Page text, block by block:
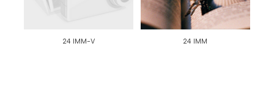
24 IMM-V 24 IMM